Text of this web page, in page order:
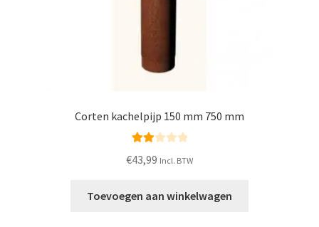
Corten kachelpijp 150 mm 750 mm
derin
2.00
€43,99 Incl. BTW
Toevoegen aan winkelwagen